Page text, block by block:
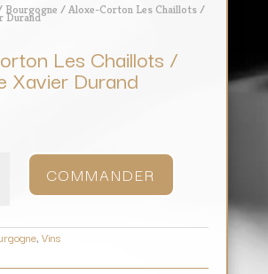
Bourgogne / Aloxe-Corton Les Chaillots /
Durand
Les Chaillots /
Xavier Durand
COMMANDER
, Vins